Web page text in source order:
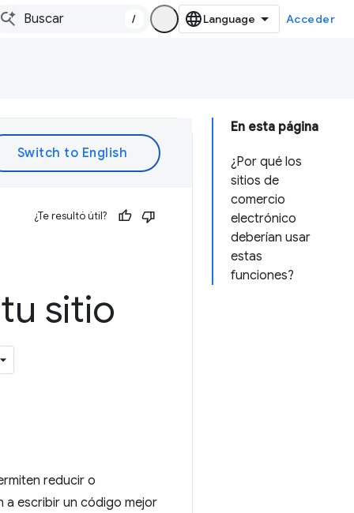
/ Acceder
En esta página
¿Por qué los
sitios de
comercio
electrónico
deberían usar
estas
funciones?
¿Te resultó útil?
sitio
reducir o
a escribir un código mejor